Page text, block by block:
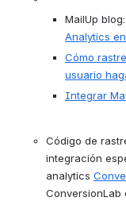
MailUp blog:
Analytics
Cómo
usuario
Integrar
Código de
integración
analytics
ConversionLab